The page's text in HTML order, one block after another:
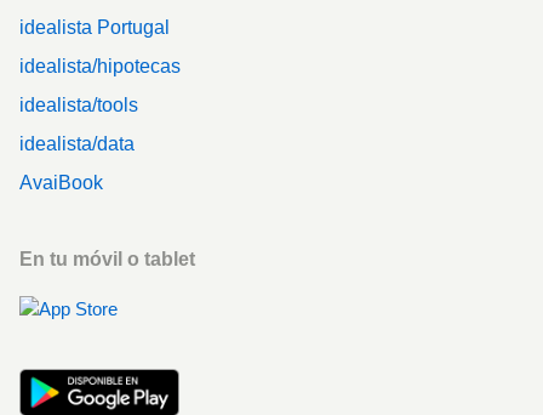
idealista Portugal
idealista/hipotecas
idealista/tools
idealista/data
AvaiBook
En tu móvil o tablet